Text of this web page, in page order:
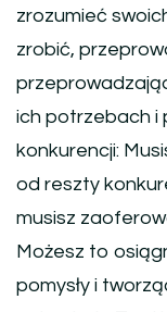
zrozumieć
zrobić,
ich potrzebach i
konkurencji:
od reszty
musisz
Możesz to
pomysły i